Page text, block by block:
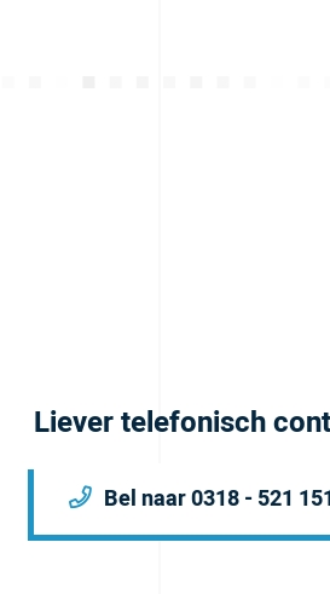
Liever telefonisch
Bel naar 0318 - 521